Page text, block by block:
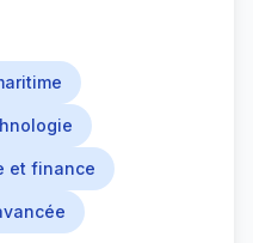
et finance